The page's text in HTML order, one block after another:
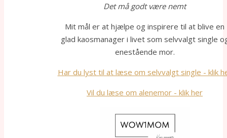
Det må godt være nemt
Mit mål er at hjælpe og inspirere til at blive en
glad kaosmanager i livet som selvvalgt single
enestående mor.
Har du lyst til at læse om selvvalgt single - klik
Vil du læse om alenemor - klik her